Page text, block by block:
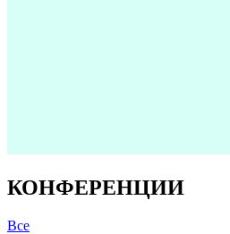
КОНФЕРЕНЦИИ
Все